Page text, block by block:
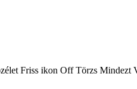
Friss ikon Off Törzs